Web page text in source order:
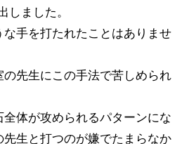
しました。
手を打たれたことはありませ
先生にこの手法で苦しめられ
体が攻められるパターンにな
生と打つのが嫌でたまらなか